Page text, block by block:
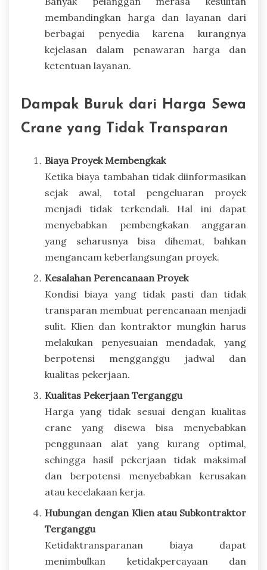
membandingkan harga dan layanan dari
berbagai penyedia karena kurangnya
kejelasan dalam penawaran harga dan
ketentuan layanan.
Dampak Buruk dari Harga Sewa
Crane yang Tidak Transparan
Biaya Proyek Membengkak
Ketika biaya tambahan tidak diinformasikan
sejak awal, total pengeluaran proyek
menjadi tidak terkendali. Hal ini dapat
menyebabkan pembengkakan anggaran
yang seharusnya bisa dihemat, bahkan
mengancam keberlangsungan proyek.
Kesalahan Perencanaan Proyek
Kondisi biaya yang tidak pasti dan tidak
transparan membuat perencanaan menjadi
sulit. Klien dan kontraktor mungkin harus
melakukan penyesuaian mendadak, yang
berpotensi mengganggu jadwal dan
kualitas pekerjaan.
Kualitas Pekerjaan Terganggu
Harga yang tidak sesuai dengan kualitas
crane yang disewa bisa menyebabkan
penggunaan alat yang kurang optimal,
sehingga hasil pekerjaan tidak maksimal
dan berpotensi menyebabkan kerusakan
atau kecelakaan kerja.
Hubungan dengan Klien atau Subkontraktor
Terganggu
Ketidaktransparanan biaya dapat
menimbulkan ketidakpercayaan dan